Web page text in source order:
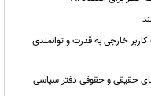
کاربر خارجی به قدرت و توانمندی
حقیقی و حقوقی دفتر سیاسی